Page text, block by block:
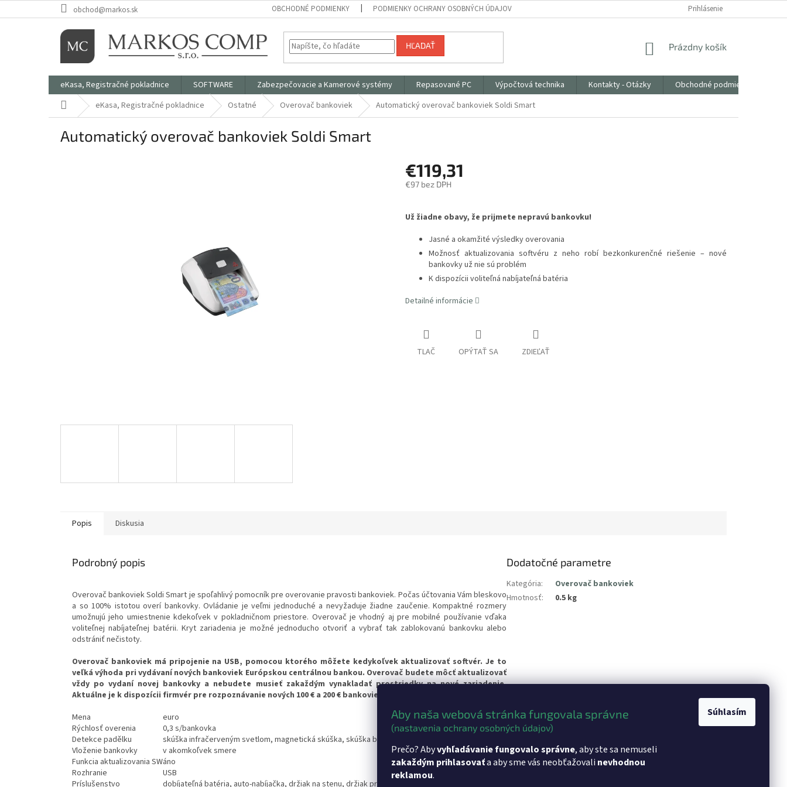
Aby naša webová stránka fungovala správne
(nastavenia ochrany osobných údajov)
Prečo? Abyvyhľadávanie fungovalo správne, aby ste sa nemuseli
zakaždým prihlasovaťa aby sme vás neobťažovali nevhodnou
reklamou.
Súhlasím
na
obchod@markos.sk OBCHODNÉ PODMIENKY PODMIENKY OCHRANY OSOBNÝCH ÚDAJOV Prihlásenie
HĽADAŤ
NÁKUPNÝ
Prázdny košík
eKasa, Registračné pokladnice SOFTWARE Zabezpečovacie a Kamerové systémy Repasované PC Výpočtová technika Kontakty - Otázky
Obchodné podmienky
Domov eKasa, Registračné pokladnice Ostatné Overovač bankoviek Automatický overovač bankoviek Soldi Smart
Automatický overovač bankoviek Soldi Smart
€119,31
€97 bez DPH
cena:
Už žiadne obavy, že prijmete nepravú bankovku!
Jasné a okamžité výsledky overovania
Možnosť aktualizovania softvéru z neho robí bezkonkurenčné riešenie – nové
bankovky už nie sú problém
K dispozícii voliteľná nabíjateľná batéria
Detailné informácie
TLAČ OPÝTAŤ SA ZDIEĽAŤ
Popis Diskusia
Podrobný popis
Overovač bankoviek Soldi Smart je spoľahlivý pomocník pre overovanie pravosti bankoviek. Počas účtovania Vám bleskovo
a so 100% istotou overí bankovky. Ovládanie je veľmi jednoduché a nevyžaduje žiadne zaučenie. Kompaktné rozmery
umožnujú jeho umiestnenie kdekoľvek v pokladničnom priestore. Overovač je vhodný aj pre mobilné používanie vďaka
voliteľnej nabíjateľnej batérii. Kryt zariadenia je možné jednoducho otvoriť a vybrať tak zablokovanú bankovku alebo
odstrániť nečistoty.
Overovač bankoviek má pripojenie na USB, pomocou ktorého môžete kedykoľvek aktualizovať softvér. Je to
veľká výhoda pri vydávaní nových bankoviek Európskou centrálnou bankou. Overovač budete môcť aktualizovať
vždy po vydaní novej bankovky a nebudete musieť zakaždým vynakladať prostriedky na nové zariadenie.
Aktuálne je k dispozícii firmvér pre rozpoznávanie nových 100 € a 200 € bankoviek.
Mena
euro
Rýchlosť overenia
0,3 s/bankovka
Detekce padělku
skúška infračerveným svetlom, magnetická skúška, skúška bezpečnostného vlákna
Vloženie bankovky
v akomkoľvek smere
Funkcia aktualizovania SWáno
Rozhranie
USB
Príslušenstvo
dobíjateľná batéria, auto-nabíjačka, držiak na stenu, držiak proti krádeži
Dodatočné parametre
Kategória:
Overovač bankoviek
Hmotnosť: 0.5 kg